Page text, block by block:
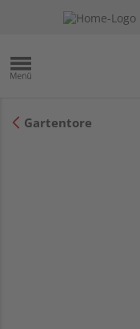
Gartentore